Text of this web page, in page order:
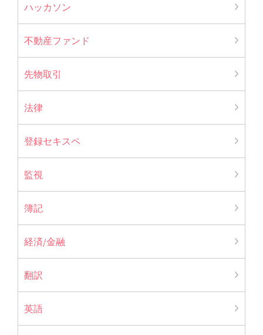
ハッカソン
不動産ファンド
先物取引
法律
登録セキスペ
監視
簿記
経済/金融
翻訳
英語